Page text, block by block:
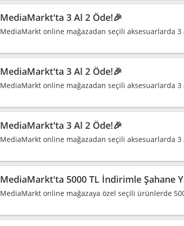
MediaMarkt'ta 3 Al 2 Öde!🎉
MediaMarkt online mağazadan seçili aksesuarlarda 3
MediaMarkt'ta 3 Al 2 Öde!🎉
MediaMarkt online mağazadan seçili aksesuarlarda 3
MediaMarkt'ta 3 Al 2 Öde!🎉
MediaMarkt online mağazadan seçili aksesuarlarda 3
MediaMarkt'ta 5000 TL İndirimle Şahane
MediaMarkt online mağazaya özel seçili ürünlerde